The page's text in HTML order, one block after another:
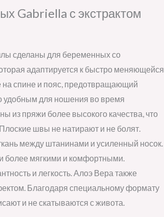
Gabriella с экстрактом
сделаны для беременных со
адаптируется к быстро меняющейся
спине и пояс, предотвращающий
удобным для ношения во время
из пряжи более высокого качества, что
швы не натирают и не болят.
между штанинами и усиленный носок.
более мягкими и комфортными.
и легкость. Алоэ Вера также
Благодаря специальному формату
и не скатываются с живота.